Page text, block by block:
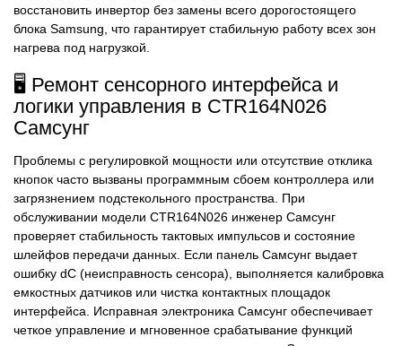
восстановить инвертор без замены всего дорогостоящего
блока Samsung, что гарантирует стабильную работу всех зон
нагрева под нагрузкой.
🖥️ Ремонт сенсорного интерфейса и
логики управления в CTR164N026
Самсунг
Проблемы с регулировкой мощности или отсутствие отклика
кнопок часто вызваны программным сбоем контроллера или
загрязнением подстекольного пространства. При
обслуживании модели CTR164N026 инженер Самсунг
проверяет стабильность тактовых импульсов и состояние
шлейфов передачи данных. Если панель Самсунг выдает
ошибку dC (неисправность сенсора), выполняется калибровка
емкостных датчиков или чистка контактных площадок
интерфейса. Исправная электроника Самсунг обеспечивает
четкое управление и мгновенное срабатывание функций